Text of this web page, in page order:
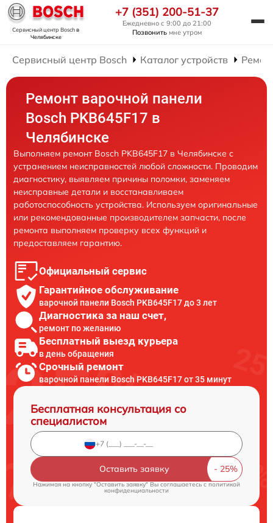
Сервисный центр Boschв
Челябинске
+7 (351) 200-51-37
Ежедневно с 9:00 до 21:00
Позвонить мне утром
Сервисный центр Bosch Каталог устройств
Ремонт варочной панели
Bosch PKB645F17 в
Челябинске
Выполняем ремонт Bosch PKB645F17 в Челябинске с
устранением неисправностей любой сложности. Проводим
диагностику, выявляем причины поломки, заменяем
неисправные детали и восстанавливаем
работоспособность устройства. Используем оригинальные
или рекомендованные производителем запчасти, после
ремонта выполняем проверку всех функций и
предоставляем гарантию.
Официальный сервис
Гарантийное обслуживание
варочной панели Bosch PKB645F17 до 3 лет
Диагностика за наш счет,
ремонт по желанию
Бесплатный выезд курьера
в день обращения
Срочный ремонт
варочной панели Bosch PKB645F17 от 35 минут
Бесплатная консультация со
специалистом
Оставить заявку
Нажимая на кнопку "Оставить заявку" Вы соглашаетесь cполитикой
конфиденциальности